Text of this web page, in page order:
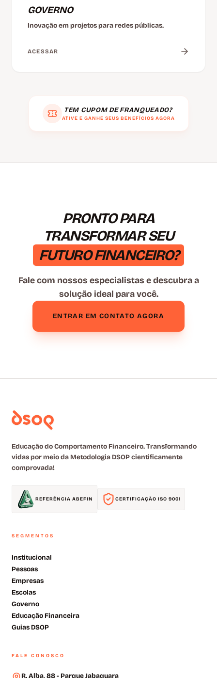
GOVERNO
Inovação em projetos para redes públicas.
ACESSAR
TEM CUPOM DE FRANQUEADO?
ATIVE E GANHE SEUS BENEFÍCIOS AGORA
PRONTO PARA
TRANSFORMAR SEU
FUTURO FINANCEIRO?
Fale com nossos especialistas e descubra a
solução ideal para você.
ENTRAR EM CONTATO AGORA
Educação do Comportamento Financeiro. Transformando
vidas por meio da Metodologia DSOP cientificamente
comprovada!
REFERÊNCIA ABEFIN CERTIFICAÇÃO ISO 9001
SEGMENTOS
Institucional
Pessoas
Empresas
Escolas
Governo
Educação Financeira
Guias DSOP
FALE CONOSCO
R. Alba, 88 - Parque Jabaquara